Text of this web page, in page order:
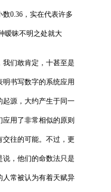
0.36，实在代表许多
暧昧不明之处就大
们敢肯定，十甚至是
书写数字的系统应用
源，大约产生于同一
用了非常相似的原则
往的可能。不过，更
，他们的命数法只是
常被认为有着天赋异